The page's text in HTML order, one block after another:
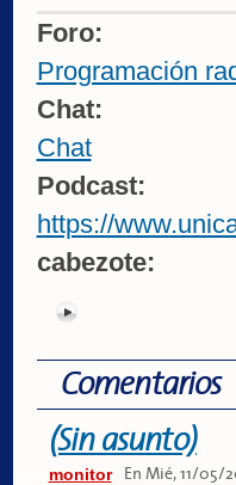
Foro:
Programación
Chat:
Chat
Podcast:
https://
cabezote:
Comentarios
(Sin asunto)
monitor En Mié, 11/05/